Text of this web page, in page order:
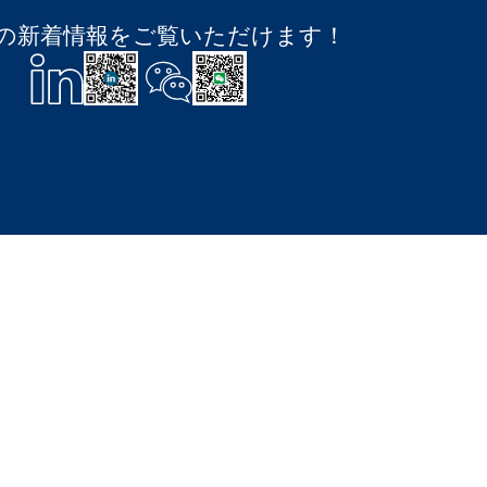
新着情報をご覧いただけます！